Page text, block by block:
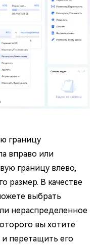
границу
вправо или
границу влево,
размер. В качестве
выбрать
нераспределенное
вы хотите
перетащить его